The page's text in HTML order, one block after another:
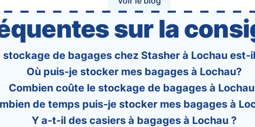
sur la
stockage de bagages chez Stasher à Lochau est-
Où puis-je stocker mes bagages à Lochau?
Combien coûte le stockage de bagages à
de temps puis-je stocker mes bagages à
Y a-t-il des casiers à bagages à Lochau ?